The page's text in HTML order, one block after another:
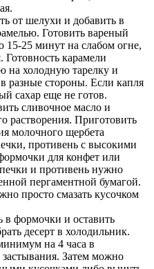
от шелухи и добавить в
Готовить вареный
15-25 минут на слабом огне,
карамели
на холодную тарелку и
разные стороны. Если капля
сахар еще не готов.
сливочное масло и
растворения. Приготовить
молочного щербета
противень с высокими
для конфет или
и противень нужно
пергаментной бумагой.
просто смазать кусочком
в формочки и оставить
десерт в холодильник.
на 4 часа в
Затем можно